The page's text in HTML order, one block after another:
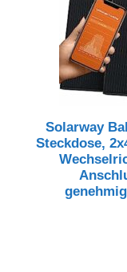
Solarway
Steckdose,